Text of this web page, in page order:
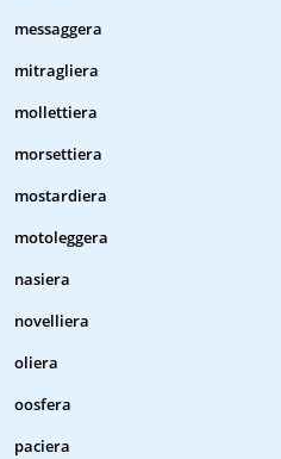
messaggera
mitragliera
mollettiera
morsettiera
mostardiera
motoleggera
nasiera
novelliera
oliera
oosfera
paciera